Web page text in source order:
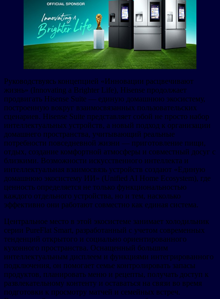
Руководствуясь концепцией «Инновации расцвечивают
жизнь» (Innovating a Brighter Life), Hisense продолжает
продвигать Hisense Suite — единую домашнюю экосистему,
построенную вокруг взаимосвязанных пользовательских
сценариев. Hisense Suite представляет собой не просто набор
интеллектуальных устройств, а новый подход к организации
домашнего пространства, учитывающий реальные
потребности повседневной жизни — приготовление пищи,
отдых, создание комфортной атмосферы и совместный досуг с
близкими. Возможности искусственного интеллекта и
интеллектуальная взаимосвязь устройств создают «Единую
домашнюю экосистему ИИ» (Unified AI Home Ecosystem), где
ценность определяется не только функциональностью
каждого отдельного устройства, но и тем, насколько
эффективно они работают совместно как единая система.
Центральное место в этой экосистеме занимает холодильник
серии PureFlat Smart, разработанный с учетом современных
тенденций открытого и социально ориентированного
кухонного пространства. Оснащенный большим
интеллектуальным дисплеем и функциями интегрированного
подключения, он помогает семье контролировать запасы
продуктов, планировать меню и рецепты, получать доступ к
развлекательному контенту и оставаться на связи во время
подготовки к просмотру матчей и семейных встреч.